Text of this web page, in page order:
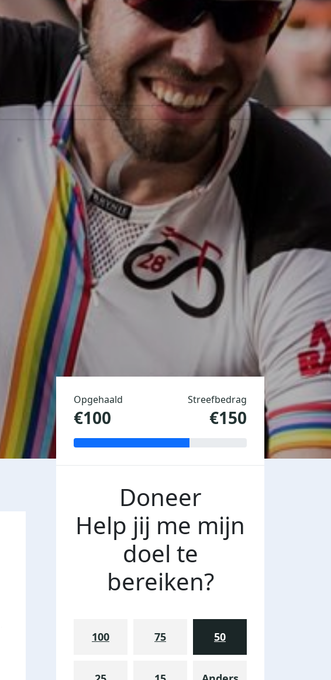
Opgehaald
€100
Streefbedrag
€150
Doneer
Help jij me mijn
doel te
bereiken?
100 75 50